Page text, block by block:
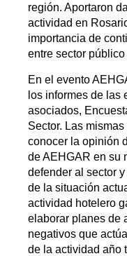
región. Aportaron
actividad en
importancia de
entre sector
En el evento
los informes de las
asociados,
Sector. Las
conocer la opinión
de AEHGAR en su
defender al sector
de la situación
actividad hotelero
elaborar planes de
negativos que
de la actividad año